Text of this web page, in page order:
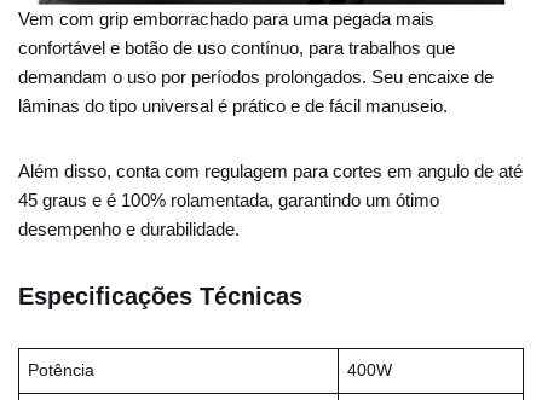
Vem com grip emborrachado para uma pegada mais
confortável e botão de uso contínuo, para trabalhos que
demandam o uso por períodos prolongados. Seu encaixe de
lâminas do tipo universal é prático e de fácil manuseio.
Além disso, conta com regulagem para cortes em angulo de até
45 graus e é 100% rolamentada, garantindo um ótimo
desempenho e durabilidade.
Especificações Técnicas
Potência 400W